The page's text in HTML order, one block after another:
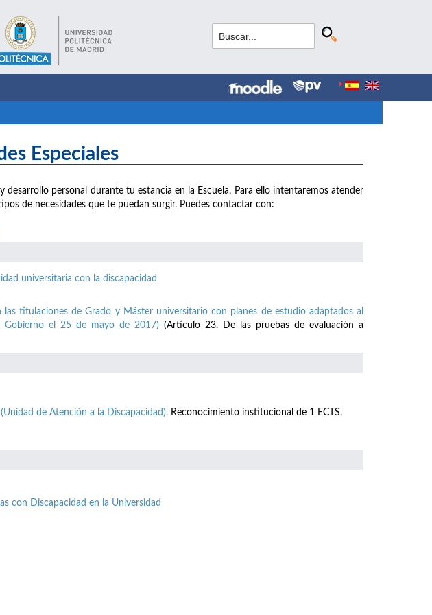
Especiales
personal durante tu estancia en la Escuela. Para ello intentaremos atender
de necesidades que te puedan surgir. Puedes contactar con:
universitaria con la discapacidad
titulaciones de Grado y Máster universitario con planes de estudio adaptados al
Gobierno el 25 de mayo de 2017) (Artículo 23. De las pruebas de evaluación a
de Atención a la Discapacidad). Reconocimiento institucional de 1 ECTS.
con Discapacidad en la Universidad